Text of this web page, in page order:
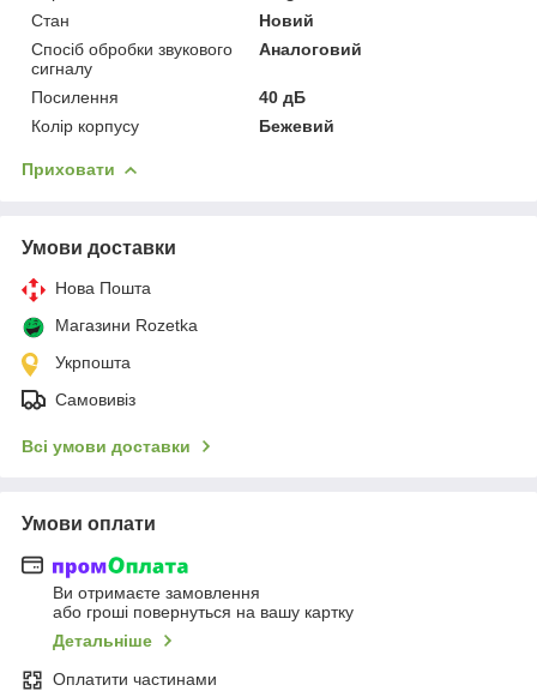
Стан
Новий
Спосіб обробки звукового
сигналу
Аналоговий
Посилення
40 дБ
Колір корпусу
Бежевий
Приховати
Умови доставки
Нова Пошта
Магазини Rozetka
Укрпошта
Самовивіз
Всі умови доставки
Умови оплати
Ви отримаєте замовлення
або гроші повернуться на вашу картку
Детальніше
Оплатити частинами